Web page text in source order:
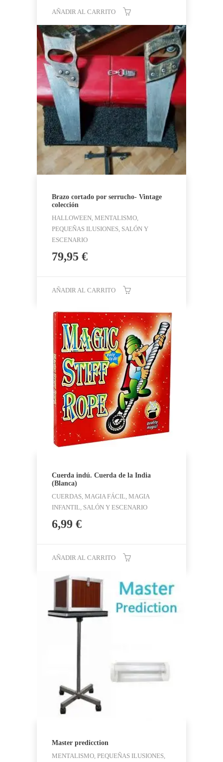
AÑADIR AL CARRITO
Brazo cortado por serrucho- Vintage
colección
HALLOWEEN, MENTALISMO,
PEQUEÑAS ILUSIONES, SALÓN Y
ESCENARIO
79,95 €
AÑADIR AL CARRITO
Cuerda indú. Cuerda de la India
(Blanca)
CUERDAS, MAGIA FÁCIL, MAGIA
INFANTIL, SALÓN Y ESCENARIO
6,99 €
AÑADIR AL CARRITO
Master predicction
MENTALISMO, PEQUEÑAS ILUSIONES,